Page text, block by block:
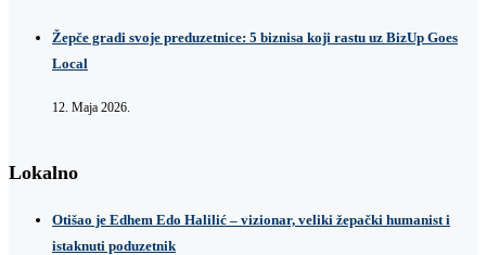
Žepče gradi svoje preduzetnice: 5 biznisa koji rastu uz BizUp Goes
Local
12. Maja 2026.
Lokalno
Otišao je Edhem Edo Halilić – vizionar, veliki žepački humanist i
istaknuti poduzetnik